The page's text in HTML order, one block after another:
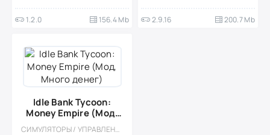
1.2.0 156.4 Mb 2.9.16 200.7 Mb
Idle Bank Tycoon:
Money Empire (Мод,
Много денег)
СИМУЛЯТОРЫ / УПРАВЛЕНИЕ / ЭКОНОМИЧЕСКАЯ СТРАТЕГИЯ / КАЗУАЛЬНЫЕ / ОДНОПОЛЬЗОВАТЕЛЬСКИЕ / СТИЛИЗАЦИЯ / ОФЛАЙН / ВСТРОЕННЫЙ КЕШ